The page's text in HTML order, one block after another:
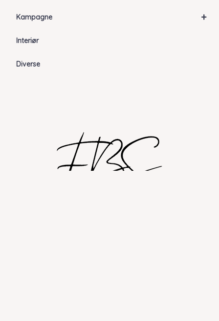
+
Kampagne
Interiør
Diverse